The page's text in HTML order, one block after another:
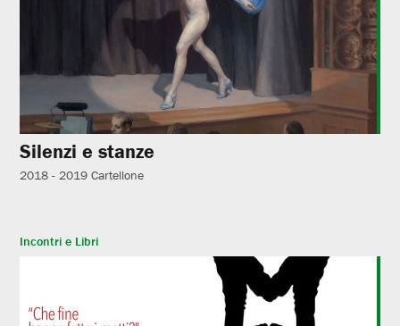
Silenzi e stanze
2018 - 2019 Cartellone
Incontri e Libri